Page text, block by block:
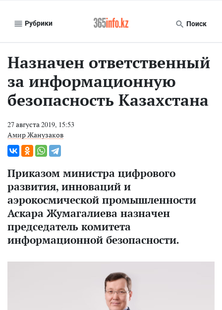
Рубрики Поиск
Назначен ответственный
за информационную
безопасность Казахстана
27 августа 2019, 15:53
Амир Жанузаков
Приказом министра цифрового
развития, инноваций и
аэрокосмической промышленности
Аскара Жумагалиева назначен
председатель комитета
информационной безопасности.